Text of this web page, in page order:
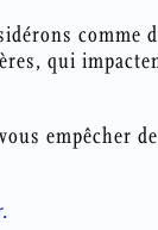
comme
qui
empêcher